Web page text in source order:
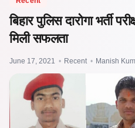
बिहार पुलिस दारोगा भर्ती
मिली सफलता
June 17, 2021 • Recent • Manish